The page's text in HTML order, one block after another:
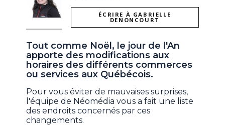
ÉCRIRE À GABRIELLE
DENONCOURT
Tout comme Noël, le jour de l'An
apporte des modifications aux
horaires des différents commerces
ou services aux Québécois.
Pour vous éviter de mauvaises surprises,
l'équipe de Néomédia vous a fait une liste
des endroits concernés par ces
changements.